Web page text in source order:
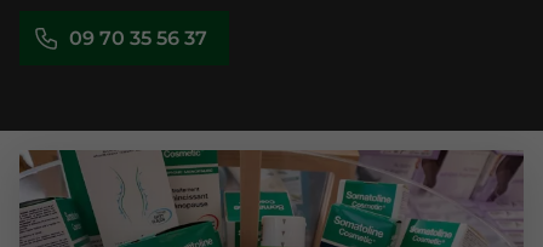
09 70 35 56 37